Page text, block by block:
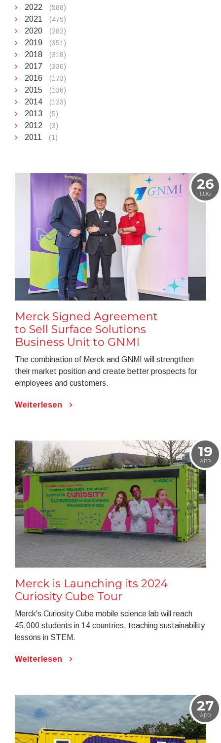
2022 (588)
2021 (475)
2020 (282)
2019 (351)
2018 (318)
2017 (330)
2016 (173)
2015 (136)
2014 (123)
2013 (5)
2012 (3)
2011 (1)
26
LUG
Merck Signed Agreement
to Sell Surface Solutions
Business Unit to GNMI
The combination of Merck and GNMI will strengthen
their market position and create better prospects for
employees and customers.
Weiterlesen
19
APR
Merck is Launching its 2024
Curiosity Cube Tour
Merck's Curiosity Cube mobile science lab will reach
45,000 students in 14 countries, teaching sustainability
lessons in STEM.
Weiterlesen
27
APR